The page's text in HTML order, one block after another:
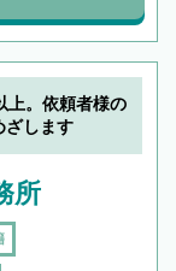
上。依頼者様の
ざします
所